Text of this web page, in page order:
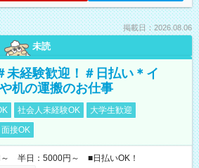
掲載日：2026.08.06
未読
未経験歓迎！＃日払い＊イ
机の運搬のお仕事
社会人未経験OK
大学生歓迎
接OK
～ 半日：5000円～ ■日払いOK！